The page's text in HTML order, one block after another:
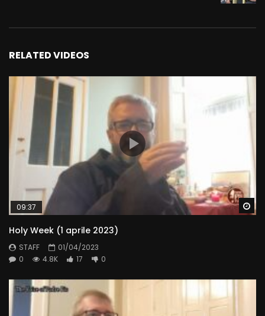
RELATED VIDEOS
09:37
Holy Week (1 aprile 2023)
STAFF
01/04/2023
0
4.8K 17 0